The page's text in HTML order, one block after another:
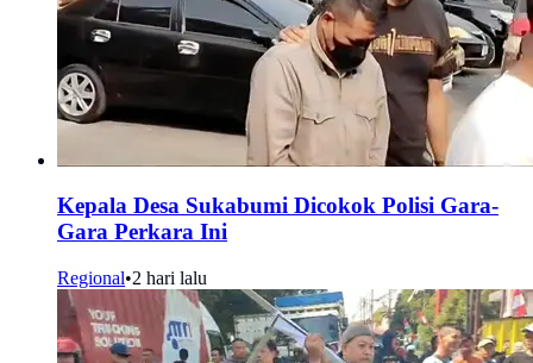
Kepala Desa Sukabumi Dicokok Polisi Gara-
Gara Perkara Ini
Regional•2 hari lalu